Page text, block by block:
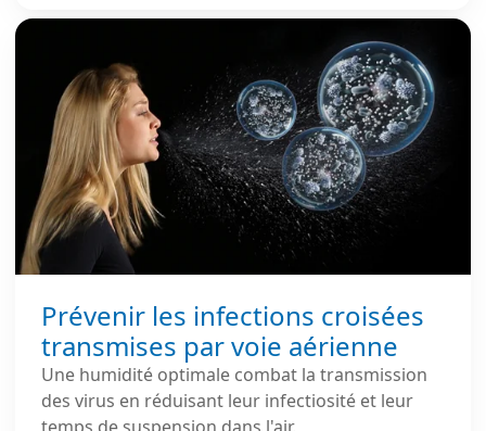
Prévenir les infections croisées
transmises par voie aérienne
Une humidité optimale combat la transmission
des virus en réduisant leur infectiosité et leur